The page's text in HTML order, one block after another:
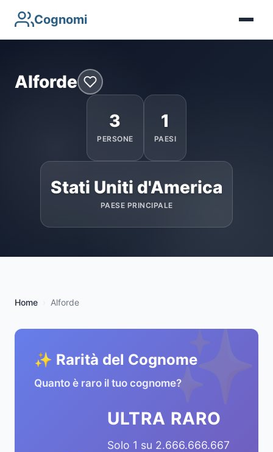
Cognomi
Alforde
3
PERSONE
1
PAESI
Stati Uniti d'America
PAESE PRINCIPALE
Home Alforde
✨
✨ Rarità del Cognome
Quanto è raro il tuo cognome?
ULTRA RARO
Solo 1 su 2.666.666.667